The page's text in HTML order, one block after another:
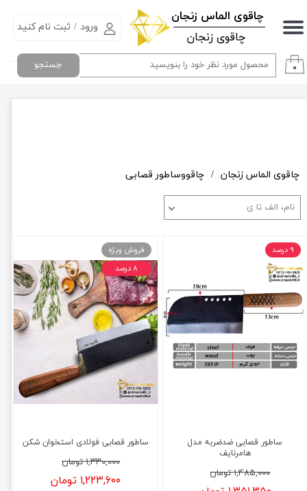
​چاقوی الماس زنجان
چاقوی زنجان
ورود / ثبت نام کنید
حساب کاربری من
تغییر گذر واژه
۰ جستجو
چاقوی الماس زنجان چاقووساطور قصابی
نام، الف تا ی
ساطور قصابی ضدضربه مدل
هامرنایف
۱,۴۸۵,۰۰۰ تومان
۹ درصد
ساطور قصابی فولادی استخوان شکن
۱,۳۳۰,۰۰۰ تومان
۱,۲۲۳,۶۰۰ تومان
فروش ویژه
۸ درصد